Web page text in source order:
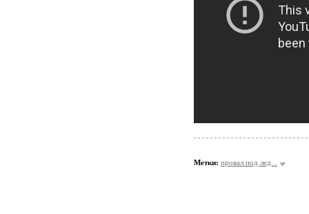
Метки: провал под лед...